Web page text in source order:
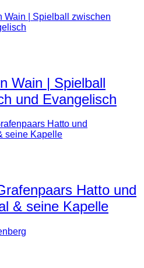
Wain | Spielball
und Evangelisch
Hatto und
& seine Kapelle